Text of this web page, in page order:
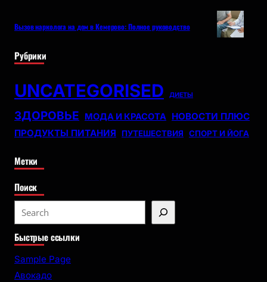
Вызов нарколога на дом в Кемерово: Полное руководство
Рубрики
UNCATEGORISED ДИЕТЫ
ЗДОРОВЬЕ МОДА И КРАСОТА НОВОСТИ ПЛЮС
ПРОДУКТЫ ПИТАНИЯ
ПУТЕШЕСТВИЯ СПОРТ И ЙОГА
Метки
Поиск
e
a
r
Быстрые ссылки
Sample Page
Авокадо